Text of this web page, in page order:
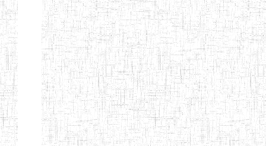
PROGRAMME
(CISETTEP)
ALBERT
TEACHERS'
TRAINING
INSTITUTE
CAMEROUN
27/08/2015 ENIEG